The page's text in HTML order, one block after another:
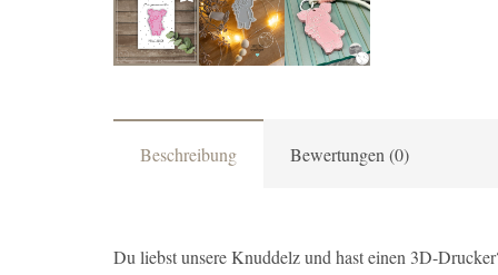
Beschreibung Bewertungen (0)
Du liebst unsere Knuddelz und hast einen 3D-